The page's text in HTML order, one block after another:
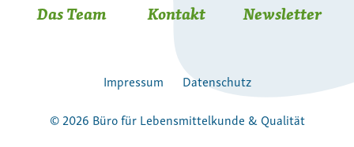
Das Team Kontakt Newsletter
Impressum
Datenschutz
© 2026 Büro für Lebensmittelkunde & Qualität